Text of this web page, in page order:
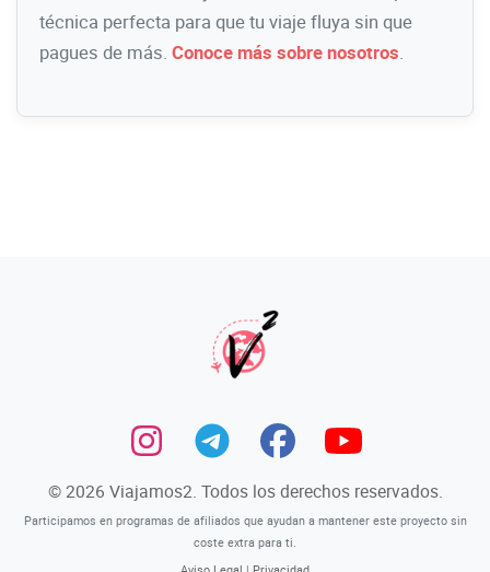
técnica perfecta para que tu viaje fluya sin que
pagues de más. Conoce más sobre nosotros.
© 2026 Viajamos2. Todos los derechos reservados.
Participamos en programas de afiliados que ayudan a mantener este proyecto sin
coste extra para ti.